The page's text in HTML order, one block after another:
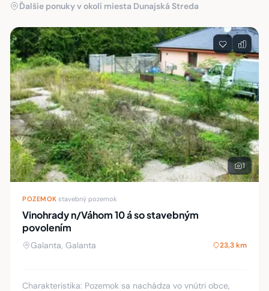
Ďalšie ponuky v okolí miesta Dunajská Streda
1
POZEMOK stavebný pozemok
Vinohrady n/Váhom 10 á so stavebným
povolením
Galanta, Galanta 23,3 km
Charakteristika: Pozemok sa nachádza vo vnútri obce,